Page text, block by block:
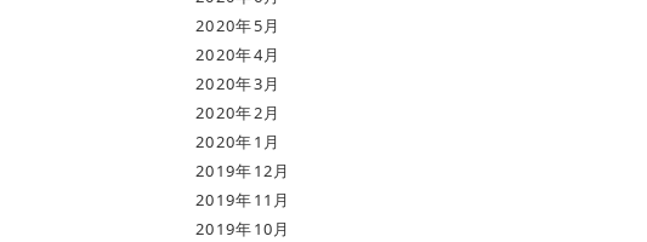
2020年5月
2020年4月
2020年3月
2020年2月
2020年1月
2019年12月
2019年11月
2019年10月